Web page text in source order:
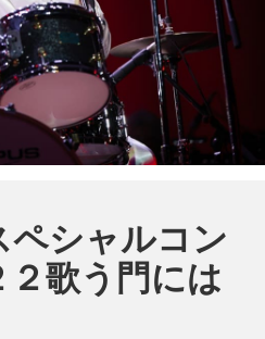
ペシャルコン
歌う門には